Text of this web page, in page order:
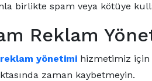
birlikte spam veya kötüye
Reklam
yönetimi hizmetimiz için
zaman kaybetmeyin.